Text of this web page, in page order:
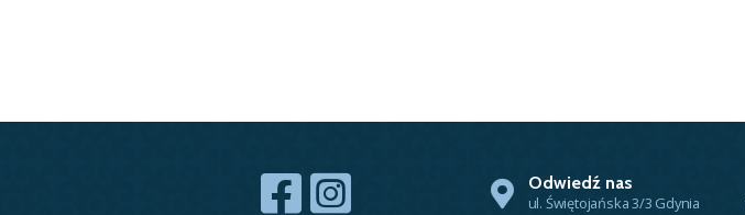
Odwiedź nas
ul. Świętojańska 3/3 Gdynia